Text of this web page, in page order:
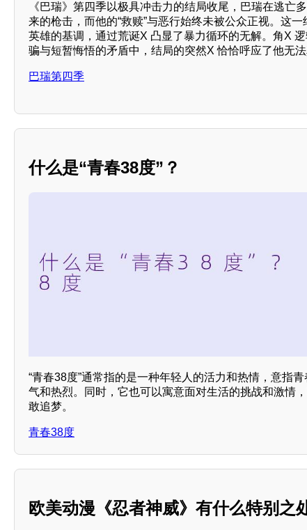
《巴瑞》第四季以极具冲击力的结局收尾，巴瑞在逃亡
来的枪击，而他的“救赎”与恶行始终未被公众正视。这
英雄的基调，通过荒诞X 凸显了暴力循环的无解。角X
骗与短暂悔悟的矛盾中，结局的突然X 恰恰呼应了他无法
巴瑞第四季
什么是“青春38度”？
“青春38度”通常指的是一种年轻人的活力和热情，意指
气和热烈。同时，它也可以寓意面对生活的挑战和激情
敢追梦。
青春38度
欧美动漫《忍者神威》有什么特别之